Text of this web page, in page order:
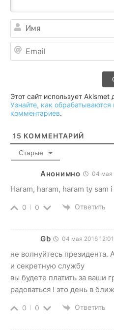
Этот сайт использует
Узнайте, как
комментариев.
15 КОММЕНТАРИЙ
Старые
Анонимно 04 мая
Haram, haram, haram ty sam
0 0 Ответить
Gb 04 мая 2016 12:01
не волнуйтесь
и секретную службу
вы будете платить за ваши
радоваться ! это день в
0 0 Ответить